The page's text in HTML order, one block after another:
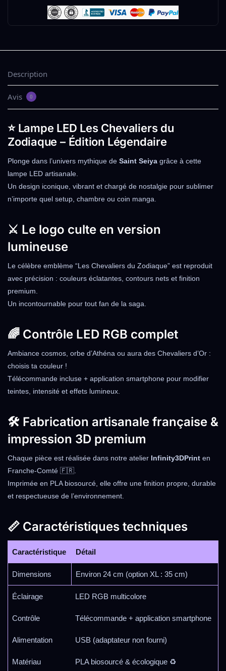
Description
Avis 0
⭐ Lampe LED Les Chevaliers du
Zodiaque – Édition Légendaire
Plonge dans l’univers mythique de Saint Seiya grâce à cette
lampe LED artisanale.
Un design iconique, vibrant et chargé de nostalgie pour sublimer
n’importe quel setup, chambre ou coin manga.
⚔️ Le logo culte en version
lumineuse
Le célèbre emblème “Les Chevaliers du Zodiaque” est reproduit
avec précision : couleurs éclatantes, contours nets et finition
premium.
Un incontournable pour tout fan de la saga.
🌈 Contrôle LED RGB complet
Ambiance cosmos, orbe d’Athéna ou aura des Chevaliers d’Or :
choisis ta couleur !
Télécommande incluse + application smartphone pour modifier
teintes, intensité et effets lumineux.
🛠️ Fabrication artisanale française &
impression 3D premium
Chaque pièce est réalisée dans notre atelier Infinity3DPrint en
Franche-Comté 🇫🇷.
Imprimée en PLA biosourcé, elle offre une finition propre, durable
et respectueuse de l’environnement.
📏 Caractéristiques techniques
Caractéristique Détail
Dimensions Environ 24 cm (option XL : 35 cm)
Éclairage LED RGB multicolore
Contrôle Télécommande + application smartphone
Alimentation USB (adaptateur non fourni)
Matériau PLA biosourcé & écologique ♻️